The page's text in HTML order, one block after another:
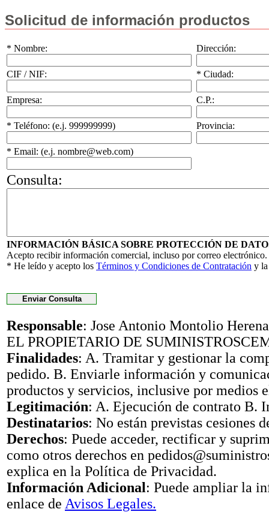
Solicitud de información productos
* Nombre: Dirección:
CIF / NIF: * Ciudad:
Empresa: C.P.:
* Teléfono: (e.j. 999999999) Provincia:
* Email: (e.j. nombre@web.com)
Consulta:
INFORMACIÓN BÁSICA SOBRE PROTECCIÓN DE
Acepto recibir información comercial, incluso por correo electrónico.
* He leído y acepto los Términos y Condiciones de Contratación y
Responsable: Jose Antonio Montolio
EL PROPIETARIO DE
Finalidades: A. Tramitar y gestionar la
pedido. B. Enviarle información y
productos y servicios, inclusive por medios
Legitimación: A. Ejecución de contrato B.
Destinatarios: No están previstas cesiones
Derechos: Puede acceder, rectificar y
como otros derechos en
explica en la Política de Privacidad.
Información Adicional: Puede ampliar la
enlace de Avisos Legales.